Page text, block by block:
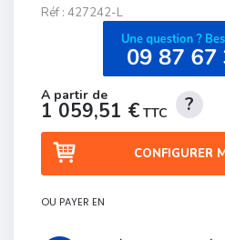
Réf : 427242-L
1 059,51 € TTC
CONFIGURER
OU PAYER EN